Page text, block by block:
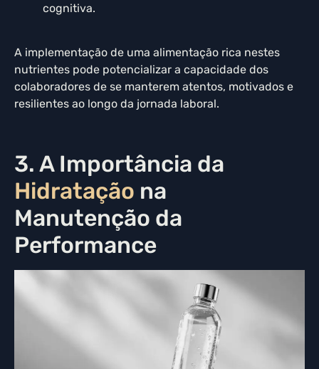
cognitiva.
A implementação de uma alimentação rica nestes
nutrientes pode potencializar a capacidade dos
colaboradores de se manterem atentos, motivados e
resilientes ao longo da jornada laboral.
3. A Importância da
Hidratação na
Manutenção da
Performance